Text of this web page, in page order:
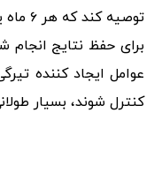
برای حفظ نتایج
عوامل ایجاد کننده
کنترل شوند، بسیار